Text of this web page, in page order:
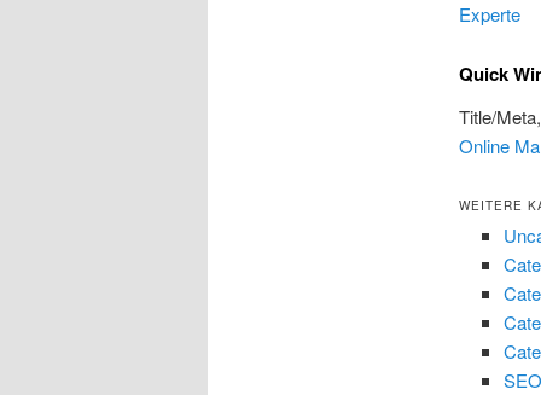
Experte
Quick
Title/
Online
WEITERE